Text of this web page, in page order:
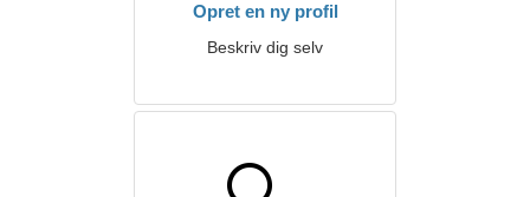
Opret en ny profil
Beskriv dig selv